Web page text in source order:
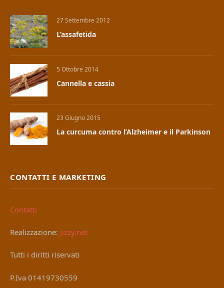
27 Settembre 2012
L’assafetida
5 Ottobre 2014
Cannella e cassia
23 Giugno 2015
La curcuma contro l’Alzheimer e il Parkinson
CONTATTI E MARKETING
Contatti
Realizzazione: Jizzy.net
Tutti i diritti riservati
P.Iva 01419730559